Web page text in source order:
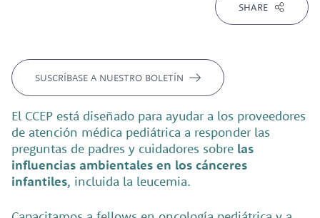
SHARE
SUSCRÍBASE A NUESTRO BOLETÍN
El CCEP está diseñado para ayudar a los proveedores
de atención médica pediátrica a responder las
preguntas de padres y cuidadores sobre las
influencias ambientales en los cánceres
infantiles, incluida la leucemia.